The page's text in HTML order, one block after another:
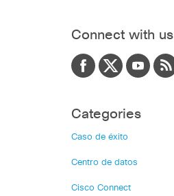
Connect with us
Categories
Caso de éxito
Centro de datos
Cisco Connect